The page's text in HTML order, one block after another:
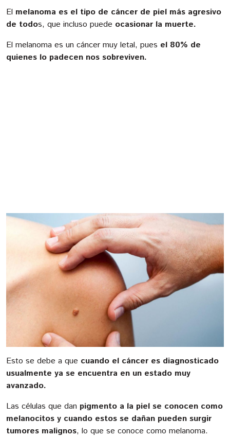
El melanoma es el tipo de cáncer de piel más agresivo
de todos, que incluso puede ocasionar la muerte.
El melanoma es un cáncer muy letal, pues el 80% de
quienes lo padecen nos sobreviven.
Esto se debe a que cuando el cáncer es diagnosticado
usualmente ya se encuentra en un estado muy
avanzado.
Las células que dan pigmento a la piel se conocen como
melanocitos y cuando estos se dañan pueden surgir
tumores malignos, lo que se conoce como melanoma.